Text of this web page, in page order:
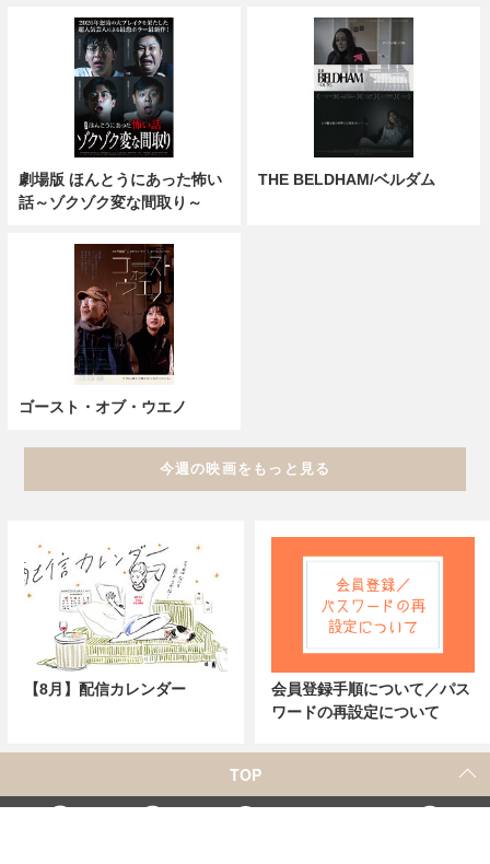
劇場版 ほんとうにあった怖い
話～ゾクゾク変な間取り～
THE BELDHAM/ベルダム
ゴースト・オブ・ウエノ
今週の映画をもっと見る
【8月】配信カレンダー
会員登録手順について／パス
ワードの再設定について
TOP